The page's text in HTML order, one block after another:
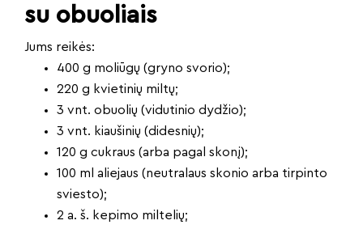
su obuoliais
Jums reikės:
400 g moliūgų (gryno svorio);
220 g kvietinių miltų;
3 vnt. obuolių (vidutinio dydžio);
3 vnt. kiaušinių (didesnių);
120 g cukraus (arba pagal skonį);
100 ml aliejaus (neutralaus skonio arba tirpinto
sviesto);
2 a. š. kepimo miltelių;